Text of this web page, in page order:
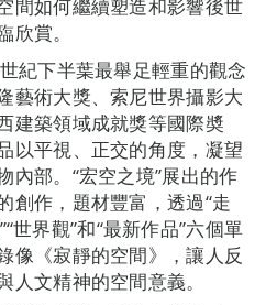
間如何繼續塑造和影響後世
賞。
紀下半葉最舉足輕重的觀念
藝術大獎、索尼世界攝影大
建築領域成就獎等國際奬
以平視、正交的角度，凝望
內部。“宏空之境”展出的作
創作，題材豐富，透過“走
世界觀”和“最新作品”六個單
像《寂靜的空間》，讓人反
文精神的空間意義。